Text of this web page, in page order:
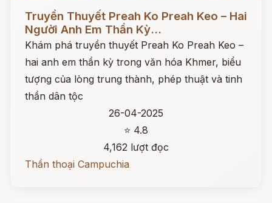
Đọc ngay
Truyền Thuyết Preah Ko Preah Keo – Hai
Người Anh Em Thần Kỳ...
Khám phá truyền thuyết Preah Ko Preah Keo –
hai anh em thần kỳ trong văn hóa Khmer, biểu
tượng của lòng trung thành, phép thuật và tinh
thần dân tộc
26-04-2025
⭐ 4.8
4,162 lượt đọc
Thần thoại Campuchia